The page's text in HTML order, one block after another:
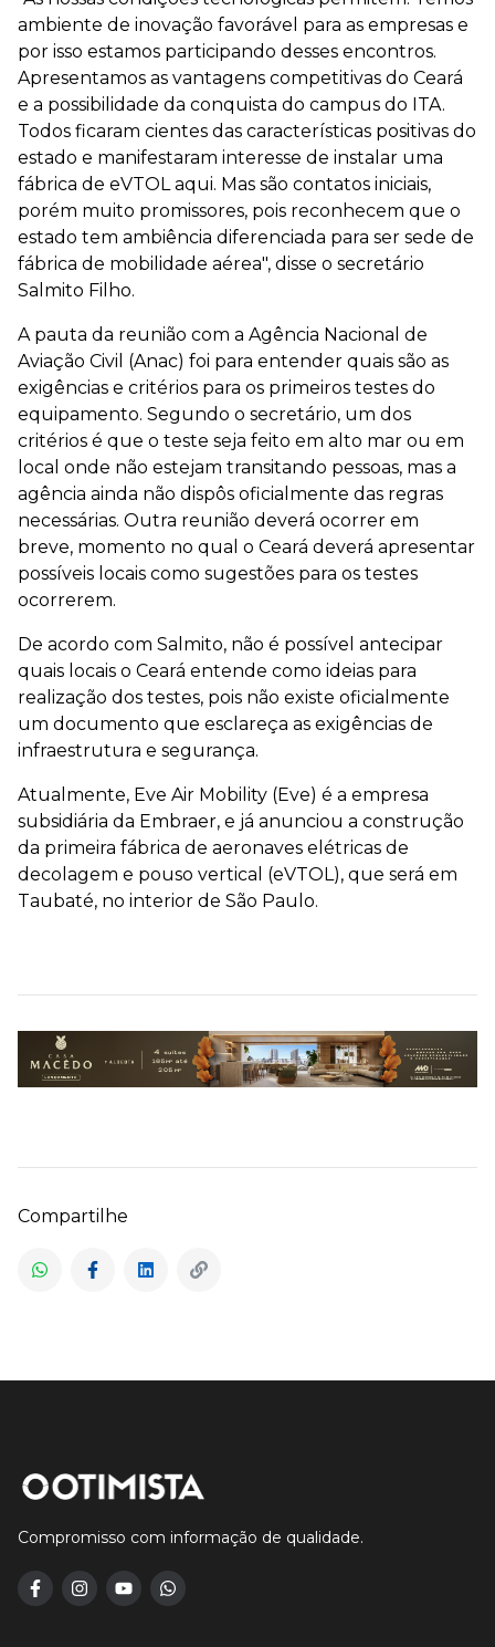
ambiente de inovação favorável para as empresas e
por isso estamos participando desses encontros.
Apresentamos as vantagens competitivas do Ceará
e a possibilidade da conquista do campus do ITA.
Todos ficaram cientes das características positivas do
estado e manifestaram interesse de instalar uma
fábrica de eVTOL aqui. Mas são contatos iniciais,
porém muito promissores, pois reconhecem que o
estado tem ambiência diferenciada para ser sede de
fábrica de mobilidade aérea", disse o secretário
Salmito Filho.
A pauta da reunião com a Agência Nacional de
Aviação Civil (Anac) foi para entender quais são as
exigências e critérios para os primeiros testes do
equipamento. Segundo o secretário, um dos
critérios é que o teste seja feito em alto mar ou em
local onde não estejam transitando pessoas, mas a
agência ainda não dispôs oficialmente das regras
necessárias. Outra reunião deverá ocorrer em
breve, momento no qual o Ceará deverá apresentar
possíveis locais como sugestões para os testes
ocorrerem.
De acordo com Salmito, não é possível antecipar
quais locais o Ceará entende como ideias para
realização dos testes, pois não existe oficialmente
um documento que esclareça as exigências de
infraestrutura e segurança.
Atualmente, Eve Air Mobility (Eve) é a empresa
subsidiária da Embraer, e já anunciou a construção
da primeira fábrica de aeronaves elétricas de
decolagem e pouso vertical (eVTOL), que será em
Taubaté, no interior de São Paulo.
Compartilhe
Compromisso com informação de qualidade.